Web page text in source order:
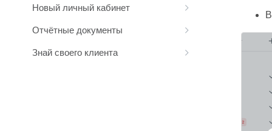
Новый личный кабинет
Отчётные документы
Знай своего клиента